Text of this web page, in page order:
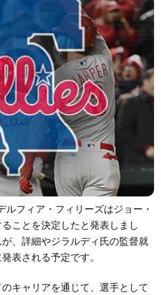
フィア・フィリーズはジョー・
ことを決定したと発表しまし
、詳細やジラルディ氏の監督就
表される予定です。
キャリアを通じて、選手として